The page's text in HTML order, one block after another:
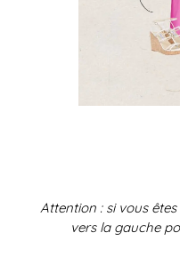
Attention : si vous
vers la gauche